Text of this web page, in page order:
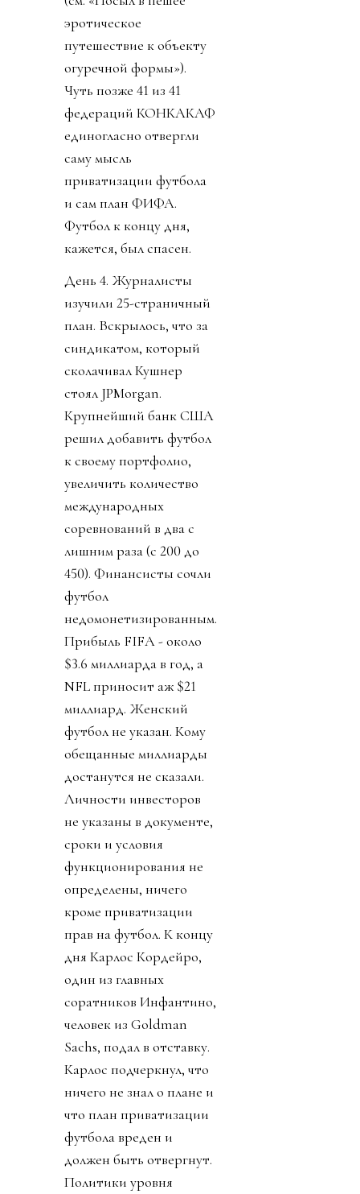
эротическое
путешествие к объекту
огуречной формы»).
Чуть позже 41 из 41
федераций КОНКАКАФ
единогласно отвергли
саму мысль
приватизации футбола
и сам план ФИФА.
Футбол к концу дня,
кажется, был спасен.
День 4. Журналисты
изучили 25-страничный
план. Вскрылось, что за
синдикатом, который
сколачивал Кушнер
стоял JPMorgan.
Крупнейший банк США
решил добавить футбол
к своему портфолио,
увеличить количество
международных
соревнований в два с
лишним раза (с 200 до
450). Финансисты сочли
футбол
недомонетизированным.
Прибыль FIFA - около
$3.6 миллиарда в год, а
NFL приносит аж $21
миллиард. Женский
футбол не указан. Кому
обещанные миллиарды
достанутся не сказали.
Личности инвесторов
не указаны в документе,
сроки и условия
функционирования не
определены, ничего
кроме приватизации
прав на футбол. К концу
дня Карлос Кордейро,
один из главных
соратников Инфантино,
человек из Goldman
Sachs, подал в отставку.
Карлос подчеркнул, что
ничего не знал о плане и
что план приватизации
футбола вреден и
должен быть отвергнут.
Политики уровня